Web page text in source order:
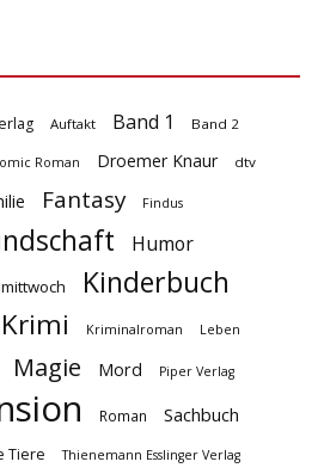
Auftakt Band 1 Band 2
Roman Droemer Knaur dtv
Fantasy Findus
Humor
Kinderbuch
Krimi Kriminalroman Leben
Magie Mord Piper Verlag
Roman Sachbuch
Tiere Thienemann Esslinger Verlag